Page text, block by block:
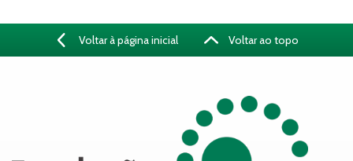
Voltar à página inicial Voltar ao topo